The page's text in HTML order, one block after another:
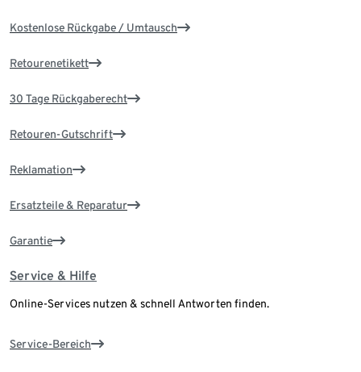
Kostenlose Rückgabe / Umtausch
Retourenetikett
30 Tage Rückgaberecht
Retouren-Gutschrift
Reklamation
Ersatzteile & Reparatur
Garantie
Service & Hilfe
Online-Services nutzen & schnell Antworten finden.
Service-Bereich